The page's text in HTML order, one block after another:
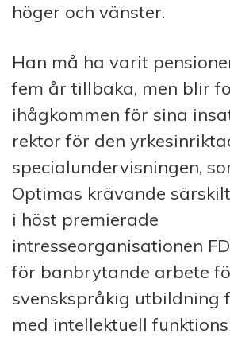
höger och vänster.
Han må ha varit
fem år tillbaka, men blir
ihågkommen för sina
rektor för den
specialundervisningen,
Optimas krävande
i höst premierade
intresseorganisationen
för banbrytande arbete
svenskspråkig utbildning
med intellektuell